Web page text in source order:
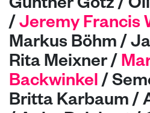
Gunther Götz /
/ Jeremy Francis
Markus Böhm /
Rita Meixner /
Backwinkel/
Britta Karbaum /